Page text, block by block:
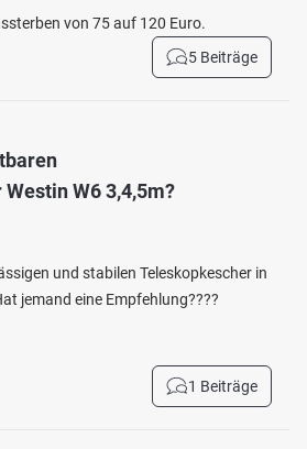
von 75 auf 120 Euro.
5 Beiträge
W6 3,4,5m?
und stabilen Teleskopkescher in
jemand eine Empfehlung????
1 Beiträge